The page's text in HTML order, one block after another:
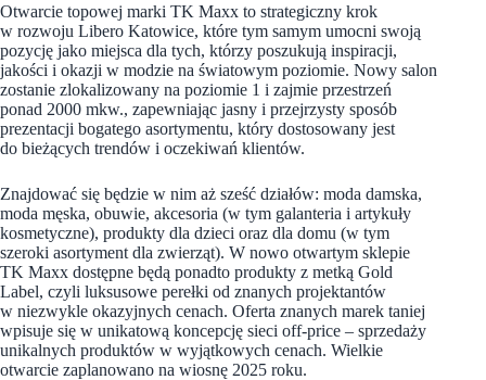
Otwarcie topowej marki TK Maxx to strategiczny krok
w rozwoju Libero Katowice, które tym samym umocni swoją
pozycję jako miejsca dla tych, którzy poszukują inspiracji,
jakości i okazji w modzie na światowym poziomie. Nowy salon
zostanie zlokalizowany na poziomie 1 i zajmie przestrzeń
ponad 2000 mkw., zapewniając jasny i przejrzysty sposób
prezentacji bogatego asortymentu, który dostosowany jest
do bieżących trendów i oczekiwań klientów.
Znajdować się będzie w nim aż sześć działów: moda damska,
moda męska, obuwie, akcesoria (w tym galanteria i artykuły
kosmetyczne), produkty dla dzieci oraz dla domu (w tym
szeroki asortyment dla zwierząt). W nowo otwartym sklepie
TK Maxx dostępne będą ponadto produkty z metką Gold
Label, czyli luksusowe perełki od znanych projektantów
w niezwykle okazyjnych cenach. Oferta znanych marek taniej
wpisuje się w unikatową koncepcję sieci off-price – sprzedaży
unikalnych produktów w wyjątkowych cenach. Wielkie
otwarcie zaplanowano na wiosnę 2025 roku.